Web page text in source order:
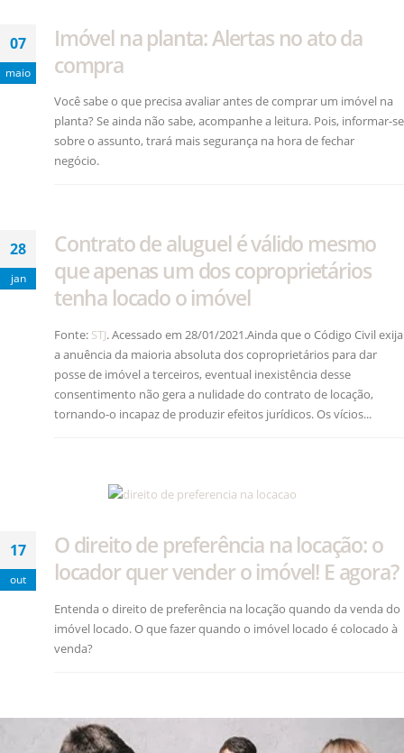
07
maio
Imóvel na planta: Alertas no ato da
compra
Você sabe o que precisa avaliar antes de comprar um imóvel na
planta? Se ainda não sabe, acompanhe a leitura. Pois, informar-se
sobre o assunto, trará mais segurança na hora de fechar
negócio.
28
jan
Contrato de aluguel é válido mesmo
que apenas um dos coproprietários
tenha locado o imóvel
Fonte: STJ. Acessado em 28/01/2021.Ainda que o Código Civil exija
a anuência da maioria absoluta dos coproprietários para dar
posse de imóvel a terceiros, eventual inexistência desse
consentimento não gera a nulidade do contrato de locação,
tornando-o incapaz de produzir efeitos jurídicos. Os vícios...
17
out
O direito de preferência na locação: o
locador quer vender o imóvel! E agora?
Entenda o direito de preferência na locação quando da venda do
imóvel locado. O que fazer quando o imóvel locado é colocado à
venda?